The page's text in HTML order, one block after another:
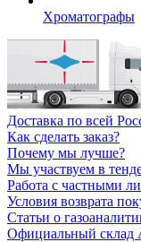
Хроматографы
Доставка по всей
Как сделать заказ?
Почему мы лучше?
Мы участвуем в
Работа с частными
Условия возврата
Статьи о
Официальный склад